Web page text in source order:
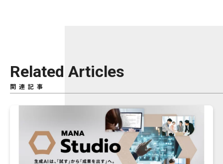
Related Articles
関連記事